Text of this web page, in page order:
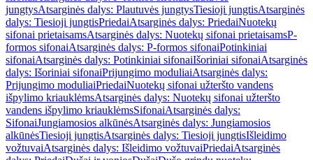
jungtysAtsarginės dalys: Plautuvės jungtysTiesioji jungtisAtsarginės
dalys: Tiesioji jungtisPriedaiAtsarginės dalys: PriedaiNuotekų
sifonai prietaisamsAtsarginės dalys: Nuotekų sifonai prietaisamsP-
formos sifonaiAtsarginės dalys: P-formos sifonaiPotinkiniai
sifonaiAtsarginės dalys: Potinkiniai sifonaiIšoriniai sifonaiAtsarginės
dalys: Išoriniai sifonaiPrijungimo moduliaiAtsarginės dalys:
Prijungimo moduliaiPriedaiNuotekų sifonai užteršto vandens
išpylimo kriauklėmsAtsarginės dalys: Nuotekų sifonai užteršto
vandens išpylimo kriauklėmsSifonaiAtsarginės dalys:
SifonaiJungiamosios alkūnėsAtsarginės dalys: Jungiamosios
alkūnėsTiesioji jungtisAtsarginės dalys: Tiesioji jungtisIšleidimo
vožtuvaiAtsarginės dalys: Išleidimo vožtuvaiPriedaiAtsarginės